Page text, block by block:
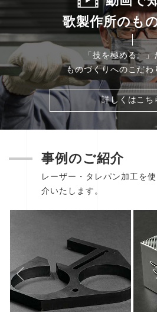
歌製作所のも
「技を極める。」
ものづくりへのこだわ
詳しくはこち
事例のご紹介
レーザー・タレパン加工を
介いたします。